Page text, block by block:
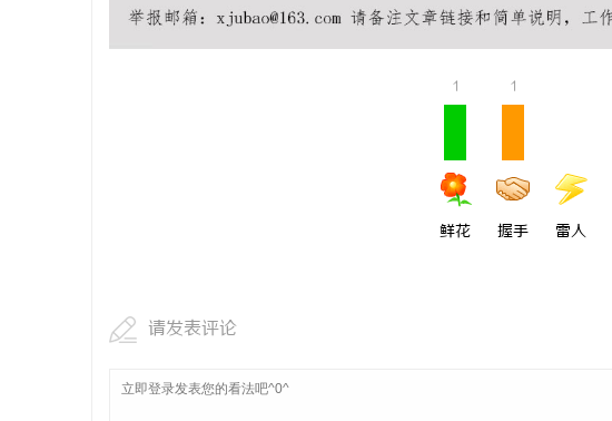
1
鲜花
1
握手 雷人
请发表评论